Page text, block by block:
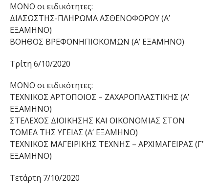
ΜΟΝΟ οι ειδικότητες:
ΔΙΑΣΩΣΤΗΣ-ΠΛΗΡΩΜΑ ΑΣΘΕΝΟΦΟΡΟΥ (Α’
ΕΞΑΜΗΝΟ)
ΒΟΗΘΟΣ ΒΡΕΦΟΝΗΠΙΟΚΟΜΩΝ (Α’ ΕΞΑΜΗΝΟ)
Τρίτη 6/10/2020
ΜΟΝΟ οι ειδικότητες:
ΤΕΧΝΙΚΟΣ ΑΡΤΟΠΟΙΟΣ – ΖΑΧΑΡΟΠΛΑΣΤΙΚΗΣ (Α’
ΕΞΑΜΗΝΟ)
ΣΤΕΛΕΧΟΣ ΔΙΟΙΚΗΣΗΣ ΚΑΙ ΟΙΚΟΝΟΜΙΑΣ ΣΤΟΝ
ΤΟΜΕΑ ΤΗΣ ΥΓΕΙΑΣ (Α’ ΕΞΑΜΗΝΟ)
ΤΕΧΝΙΚΟΣ ΜΑΓΕΙΡΙΚΗΣ ΤΕΧΝΗΣ – ΑΡΧΙΜΑΓΕΙΡΑΣ (Γ’
ΕΞΑΜΗΝΟ)
Τετάρτη 7/10/2020